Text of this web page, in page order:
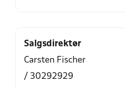
Salgsdirektør
Carsten Fischer
/ 30292929